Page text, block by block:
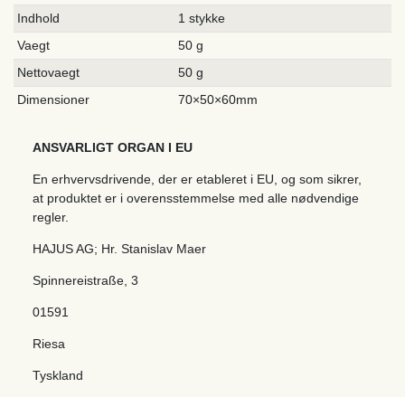
Indhold
1 stykke
Vaegt
50 g
Nettovaegt
50 g
Dimensioner
70×50×60mm
ANSVARLIGT ORGAN I EU
En erhvervsdrivende, der er etableret i EU, og som sikrer,
at produktet er i overensstemmelse med alle nødvendige
regler.
HAJUS AG; Hr. Stanislav Maer
Spinnereistraße, 3
01591
Riesa
Tyskland